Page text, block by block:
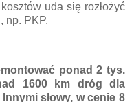
uda się rozłożyć
np. PKP.
ponad 2 tys.
1600 km dróg dla
słowy, w cenie 8